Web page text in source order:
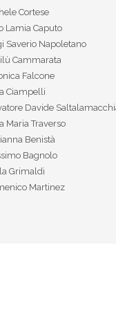
Cortese
Lamia Caputo
Saverio Napoletano
Cammarata
Falcone
Ciampelli
Davide
Maria Traverso
Benistà
Bagnolo
Grimaldi
Martinez